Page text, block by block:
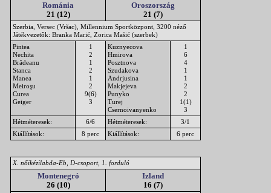
Románia
21 (12)
Oroszország
21 (7)
Szerbia, Versec (Vršac), Millennium Sportközpont, 3200 néző
Játékvezetők: Branka Marić, Zorica Mašić (szerbek)
Pintea
Nechita
Brădeanu
Stanca
Manea
Meiroşu
Curea
Geiger
1
2
1
2
1
2
9(6)
3
Kuznyecova
Hmirova
Posztnova
Szudakova
Andrjusina
Makjejeva
Punyko
Turej
Csernoivanyenko
1
6
4
1
1
2
2
1(1)
3
Hétméteresek:
6/6 Hétméteresek:
3/1
Kiállítások:
8 perc Kiállítások: 6 perc
X. nőikézilabda-Eb, D-csoport, 1. forduló
Montenegró
26 (10)
Izland
16 (7)